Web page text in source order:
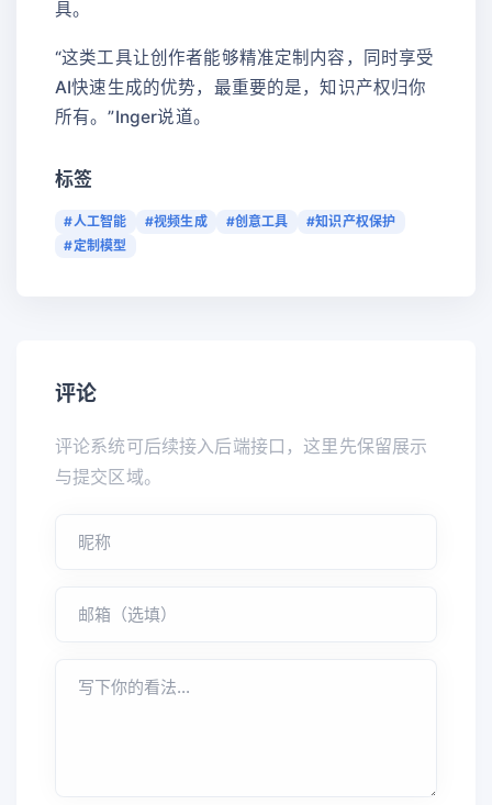
具。
“这类工具让创作者能够精准定制内容，同时享受
AI快速生成的优势，最重要的是，知识产权归你
所有。”Inger说道。
标签
#人工智能 #视频生成 #创意工具
#知识产权保护
#定制模型
评论
评论系统可后续接入后端接口，这里先保留展示
与提交区域。